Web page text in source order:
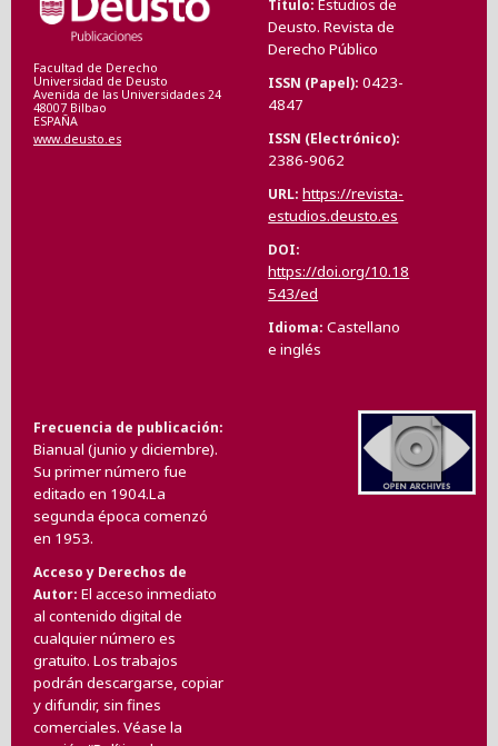
Facultad de Derecho
Universidad de Deusto
Avenida de las Universidades 24
48007 Bilbao
ESPAÑA
www.deusto.es
Título Estudios de
Deusto. Revista de
Derecho Público
ISSN (Papel) 0423-
4847
ISSN (Electrónico)
2386-9062
URL https://revista-
estudios.deusto.es
DOI
https://doi.org/10.18
543/ed
Idioma Castellano
e inglés
Frecuencia de publicación
Bianual (junio y diciembre).
Su primer número fue
editado en 1904.La
segunda época comenzó
en 1953.
Acceso y Derechos de
Autor El acceso inmediato
al contenido digital de
cualquier número es
gratuito. Los trabajos
podrán descargarse, copiar
y difundir, sin fines
comerciales. Véase la